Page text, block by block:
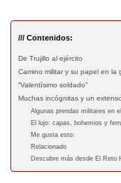
/// Contenidos:
De Trujillo al ejército
Camino militar y su papel en
“Valentísimo soldado”
Muchas incógnitas y un
Algunas prendas militares en
El lujo: capas, bohemios y
Me gusta esto:
Relacionado
Descubre más desde El Reto